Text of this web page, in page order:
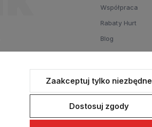
Współpraca
Rabaty Hurt
Blog
Zaakceptuj tylko niezbędne
Dostosuj zgody